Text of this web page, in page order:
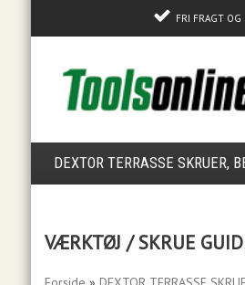
FRI FRAGT OG
DEXTOR TERRASSE SKRUER,
VÆRKTØJ / SKRUE